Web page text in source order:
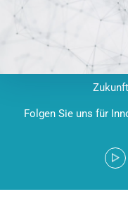
Folgen Sie uns für